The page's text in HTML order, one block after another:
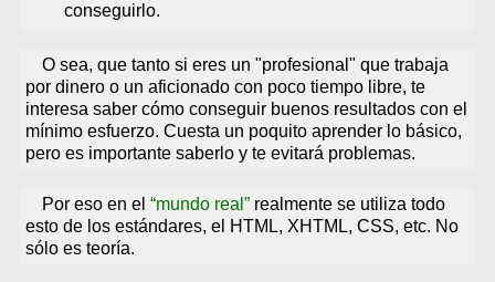
conseguirlo.
O sea, que tanto si eres un "profesional" que trabaja
por dinero o un aficionado con poco tiempo libre, te
interesa saber cómo conseguir buenos resultados con el
mínimo esfuerzo. Cuesta un poquito aprender lo básico,
pero es importante saberlo y te evitará problemas.
Por eso en el mundo real realmente se utiliza todo
esto de los estándares, el HTML, XHTML, CSS, etc. No
sólo es teoría.